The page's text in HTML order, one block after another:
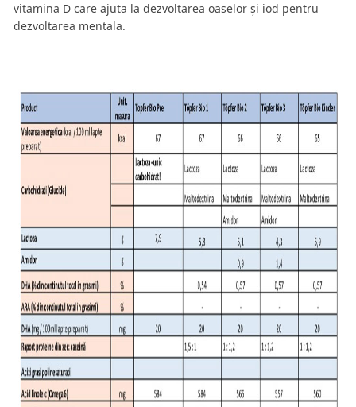
vitamina D care ajuta la dezvoltarea oaselor și iod pentru
dezvoltarea mentala.